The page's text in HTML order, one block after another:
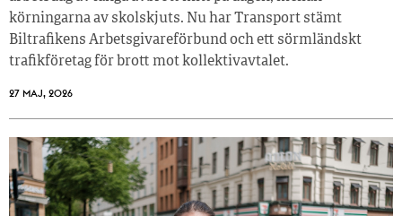
körningarna av skolskjuts. Nu har Transport stämt
Biltrafikens Arbetsgivareförbund och ett sörmländskt
trafikföretag för brott mot kollektivavtalet.
27 MAJ, 2026